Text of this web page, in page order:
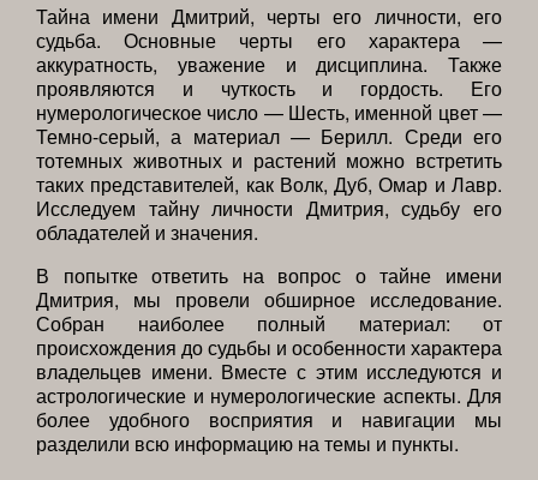
Тайна имени Дмитрий, черты его личности, его
судьба. Основные черты его характера —
аккуратность, уважение и дисциплина. Также
проявляются и чуткость и гордость. Его
нумерологическое число — Шесть, именной цвет —
Темно-серый, а материал — Берилл. Среди его
тотемных животных и растений можно встретить
таких представителей, как Волк, Дуб, Омар и Лавр.
Исследуем тайну личности Дмитрия, судьбу его
обладателей и значения.
В попытке ответить на вопрос о тайне имени
Дмитрия, мы провели обширное исследование.
Собран наиболее полный материал: от
происхождения до судьбы и особенности характера
владельцев имени. Вместе с этим исследуются и
астрологические и нумерологические аспекты. Для
более удобного восприятия и навигации мы
разделили всю информацию на темы и пункты.